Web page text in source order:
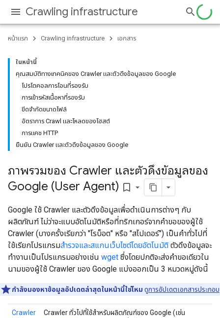
Crawling infrastructure
หน้าแรก Crawling infrastructure เอกสาร
ในหน้านี้
คุณสมบัติทางเทคนิคของ Crawler และตัวดึงข้อมูลของ Google
โปรโตคอลการโอนที่รองรับ
การเข้ารหัสเนื้อหาที่รองรับ
ขีดจำกัดขนาดไฟล์
อัตราการ Crawl และโหลดของโฮสต์
การแคช HTTP
ยืนยัน Crawler และตัวดึงข้อมูลของ Google
ภาพรวมของ Crawler และตัวดึงข้อมูลของ
Google (User Agent) bookmark_border
Google ใช้ Crawler และตัวดึงข้อมูลเพื่อดําเนินการต่างๆ กับ
ผลิตภัณฑ์ ไม่ว่าจะแบบอัตโนมัติหรือที่ทริกเกอร์จากคําขอของผู้ใช้
Crawler (บางครั้งเรียกว่า "โรบ็อต" หรือ "สไปเดอร์") เป็นคำทั่วไปที่
ใช้เรียกโปรแกรมสำรวจและสแกนเว็บไซต์โดยอัตโนมัติ ตัวดึงข้อมูลจะ
ทำงานเป็นโปรแกรมอย่างเช่น wget ซึ่งโดยปกติจะส่งคำขอเดียวใน
นามของผู้ใช้ Crawler ของ Google แบ่งออกเป็น 3 หมวดหมู่ดังนี้
กำลังมองหาข้อมูลอัปเดตล่าสุดในหน้านี้ใช่ไหม ดูการอัปเดตเอกสารประกอบ
Crawler
Crawler ทั่วไปที่ใช้สำหรับผลิตภัณฑ์ของ Google (เช่น